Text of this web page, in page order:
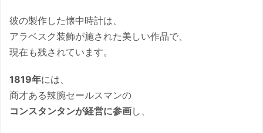
彼の製作した懐中時計は、
アラベスク装飾が施された美しい作品で、
現在も残されています。
1819年には、
商才ある辣腕セールスマンの
コンスタンタンが経営に参画し、